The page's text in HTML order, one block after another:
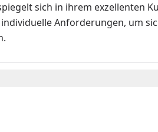
sich in ihrem exzellenten
Anforderungen, um